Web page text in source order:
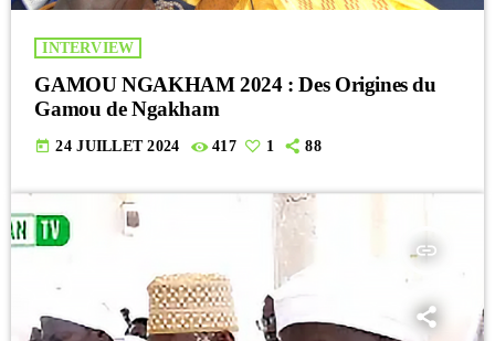
INTERVIEW
GAMOU NGAKHAM 2024 : Des Origines du
Gamou de Ngakham
today 24 JUILLET 2024 417 1 88
insert_link